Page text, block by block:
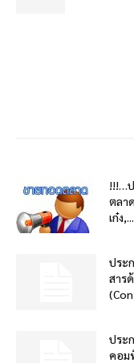
!!!…
ตลา
เก๋ง,...
ประ
สาร
ประ
คอม